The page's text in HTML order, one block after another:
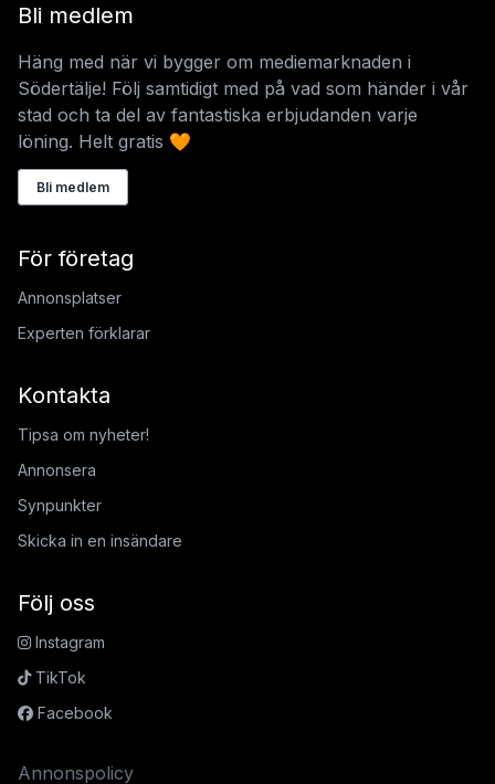
Bli medlem
Häng med när vi bygger om mediemarknaden i
Södertälje! Följ samtidigt med på vad som händer i vår
stad och ta del av fantastiska erbjudanden varje
löning. Helt gratis 🧡
Bli medlem
För företag
Annonsplatser
Experten förklarar
Kontakta
Tipsa om nyheter!
Annonsera
Synpunkter
Skicka in en insändare
Följ oss
Instagram
TikTok
Facebook
Annonspolicy